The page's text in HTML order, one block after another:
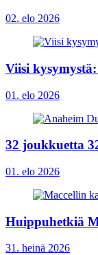
02. elo 2026
Viisi
01. elo 2026
32 joukkuetta
01. elo 2026
Huippuhetkiä
31. heinä 2026